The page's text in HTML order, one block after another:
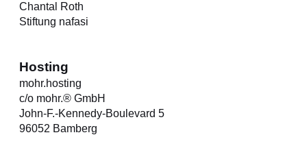
Chantal Roth
Stiftung nafasi
Hosting
mohr.hosting
c/o mohr.® GmbH
John-F.-Kennedy-Boulevard 5
96052 Bamberg